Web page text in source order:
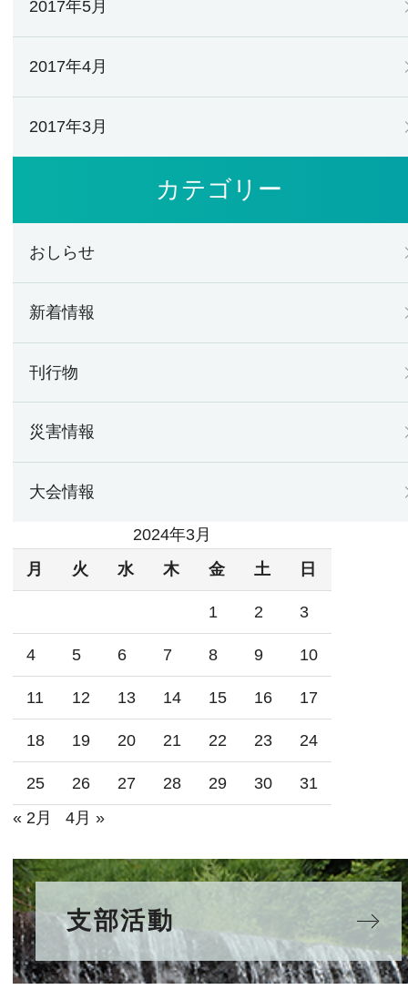
2017年5月
2017年4月
2017年3月
カテゴリー
おしらせ
新着情報
刊行物
災害情報
大会情報
2024年3月
月
火 水 木 金 土 日
1 2 3
4 5 6 7 8 9 10
11 12 13 14 15 16 17
18 19 20 21 22 23 24
25 26 27 28 29 30
31
« 2月
4月 »
支部活動